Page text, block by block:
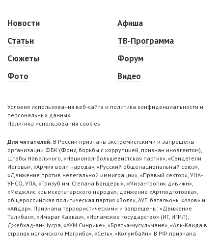
Новости
Статьи
Сюжеты
Фото
Афиша
ТВ-Программа
Форум
Видео
Условия использования веб-сайта и политика конфиденциальности и
персональных данных
Политика использования cookies
Для читателей: В России признаны экстремистскими и запрещены
организации ФБК (Фонд борьбы с коррупцией, признан иноагентом),
Штабы Навального, «Национал-большевистская партия», «Свидетели
Иеговы», «Армия воли народа», «Русский общенациональный союз»,
«Движение против нелегальной иммиграции», «Правый сектор», УНА-
УНСО, УПА, «Тризуб им. Степана Бандеры», «Мизантропик дивижн»,
«Меджлис крымскотатарского народа», движение «Артподготовка»,
общероссийская политическая партия «Воля», АУЕ, батальоны «Азов» и
«Айдар». Признаны террористическими и запрещены: «Движение
Талибан», «Имарат Кавказ», «Исламское государство» (ИГ, ИГИЛ),
Джебхад-ан-Нусра, «АУМ Синрике», «Братья-мусульмане», «Аль-Каида в
странах исламского Магриба», «Сеть», «Колумбайн». В РФ признана